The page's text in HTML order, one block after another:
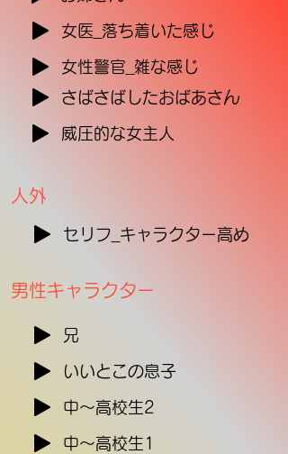
女医_落ち着いた感じ
女性警官_雑な感じ
さばさばしたおばあさん
威圧的な女主人
​人外
セリフ_キャラクター高め
​男性キャラクター
兄
いいとこの息子
中～高校生2
中～高校生1